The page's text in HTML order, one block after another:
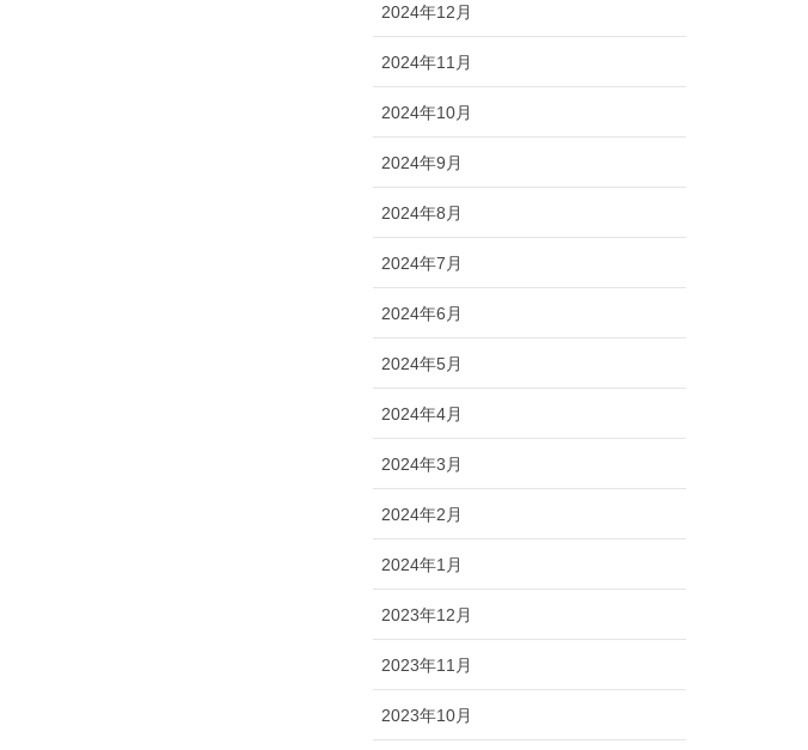
2024年12月
2024年11月
2024年10月
2024年9月
2024年8月
2024年7月
2024年6月
2024年5月
2024年4月
2024年3月
2024年2月
2024年1月
2023年12月
2023年11月
2023年10月